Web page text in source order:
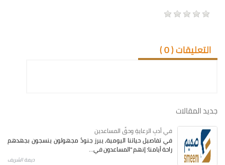
التعليقات (0
)
جديد المقالات
في أدبِ الرعايةِ وحقِّ المساعدين
في تفاصيل حياتنا اليومية، يبرز جنودٌ مجهولون ينسجون بجهدهم
راحة أيامنا؛ إنهم "المساعدون في...
ديمة الشريف